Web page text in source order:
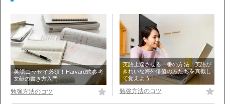
英語エッセイ必須！Harvard式参考
文献の書き方入門
勉強方法のコツ
英語上達させる一番の方法！英語が
きれいな海外俳優の方たちを真似し
て覚えよう！
勉強方法のコツ